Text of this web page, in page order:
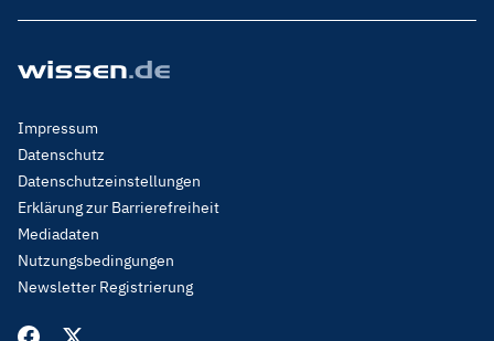
Footer
Menu
Legal
Impressum
Datenschutz
Datenschutzeinstellungen
Erklärung zur Barrierefreiheit
Mediadaten
Nutzungsbedingungen
Newsletter Registrierung